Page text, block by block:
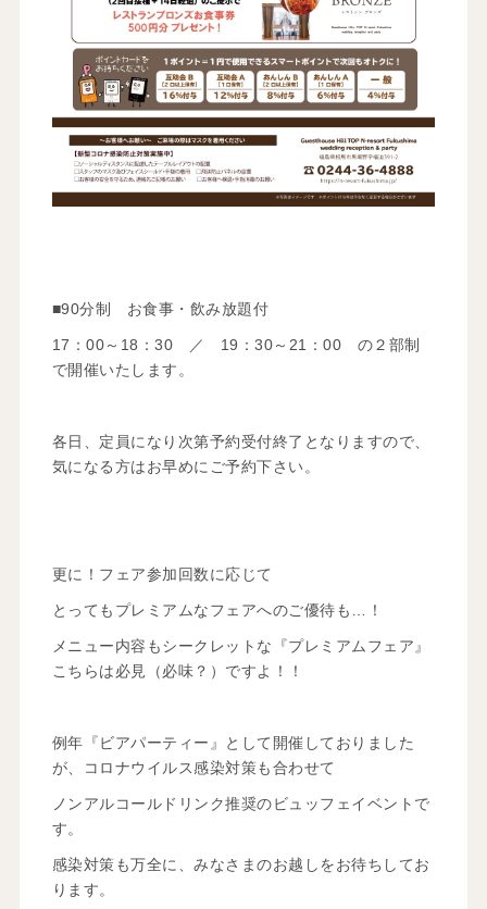
■90分制 お食事・飲み放題付
17：00～18：30 ／ 19：30～21：00 の２部制
で開催いたします。
各日、定員になり次第予約受付終了となりますので、
気になる方はお早めにご予約下さい。
更に！フェア参加回数に応じて
とってもプレミアムなフェアへのご優待も…！
メニュー内容もシークレットな『プレミアムフェア』
こちらは必見（必味？）ですよ！！
例年『ビアパーティー』として開催しておりました
が、コロナウイルス感染対策も合わせて
ノンアルコールドリンク推奨のビュッフェイベントで
す。
感染対策も万全に、みなさまのお越しをお待ちしてお
ります。